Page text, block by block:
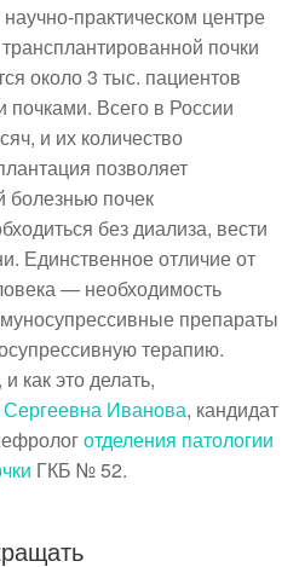
практическом центре
почки
около 3 тыс. пациентов
Всего в России
и их количество
позволяет
болезнью почек
без диализа, вести
Единственное отличие от
— необходимость
препараты
терапию.
как это делать,
Сергеевна Иванова, кандидат
отделения патологии
ГКБ № 52.